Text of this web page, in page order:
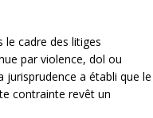
cadre des litiges
par violence, dol ou
jurisprudence a établi que le
contrainte revêt un